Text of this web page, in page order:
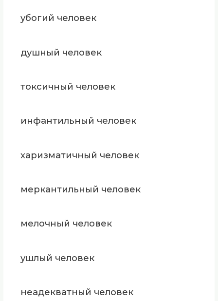
убогий человек
душный человек
токсичный человек
инфантильный человек
харизматичный человек
меркантильный человек
мелочный человек
ушлый человек
неадекватный человек